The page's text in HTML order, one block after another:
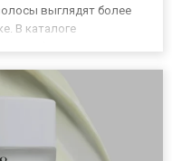
выглядят более
В каталоге